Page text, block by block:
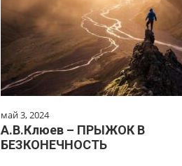
май 3, 2024
А.В.Клюев – ПРЫЖОК В
БЕЗКОНЕЧНОСТЬ